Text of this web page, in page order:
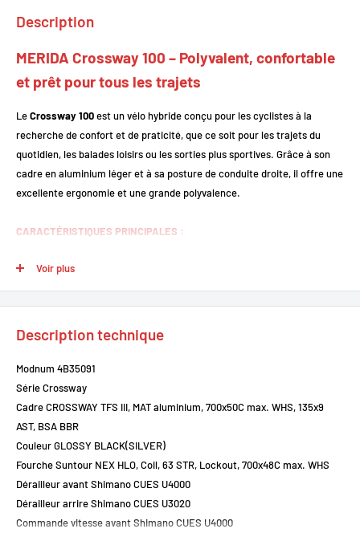
Description
MERIDA Crossway 100 – Polyvalent, confortable
et prêt pour tous les trajets
LeCrossway 100est un vélo hybride conçu pour les cyclistes à la
recherche de confort et de praticité, que ce soit pour les trajets du
quotidien, les balades loisirs ou les sorties plus sportives. Grâce à son
cadre en aluminium léger et à sa posture de conduite droite, il offre une
excellente ergonomie et une grande polyvalence.
CARACTÉRISTIQUES PRINCIPALES :
confortable et une position de conduite relevée.
Transmission Shimano 3x9 vitesses
Freins à disque hydrauliques Tektro
assurant un bon contrôle même par mauvais temps.
Roues 28 pouces avec pneus CST 42 mm
adaptés aussi bien à l’asphalte qu’aux chemins.
Tige de selle suspendue: Pour un confort supplémentaire, surtout
sur les longues distances ou routes irrégulières.
LeMERIDA Crossway 100est un excellent choix pour les cyclistes actifs
Voir plus
Description technique
Modnum 4B35091
Série Crossway
Cadre CROSSWAY TFS III, MAT aluminium, 700x50C max. WHS, 135x9
AST, BSA BBR
Couleur GLOSSY BLACK(SILVER)
Fourche Suntour NEX HLO, Coil, 63 STR, Lockout, 700x48C max. WHS
Dérailleur avant Shimano CUES U4000
Dérailleur arrire Shimano CUES U3020
Commande vitesse avant Shimano CUES U4000